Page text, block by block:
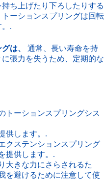
ち上げたり下ろしたりする
ーションスプリングは回転
.
は、
通常、長い寿命を持
張力を失うため、定期的な
トーションスプリングシス
供します。.
クステンションスプリング
提供します。.
大きな力にさらされるた
を避けるために注意して使